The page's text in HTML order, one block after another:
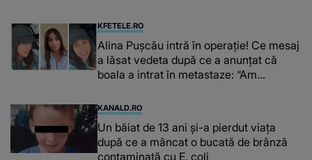
KFETELE.RO
Alina Pușcău intră în operație! Ce mesaj
a lăsat vedeta după ce a anunțat că
boala a intrat în metastaze: “Am
KANALD.RO
Un băiat de 13 ani și-a pierdut viața
după ce a mâncat o bucată de brânză
contaminată cu E. coli